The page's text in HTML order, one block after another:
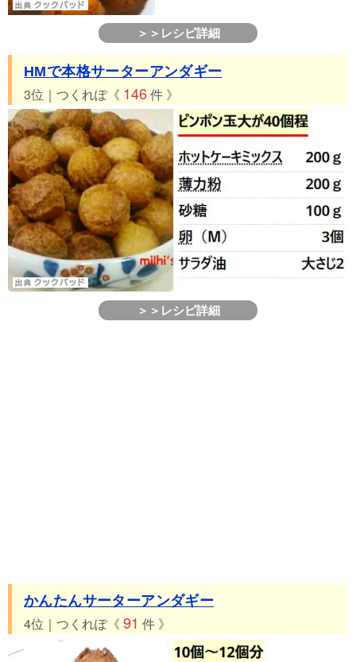
＞＞レシピ詳細
HMで本格サーターアンダギー
3位｜つくれぽ《 146件 》
＞＞レシピ詳細
かんたんサーターアンダギー
4位｜つくれぽ《 91 件 》